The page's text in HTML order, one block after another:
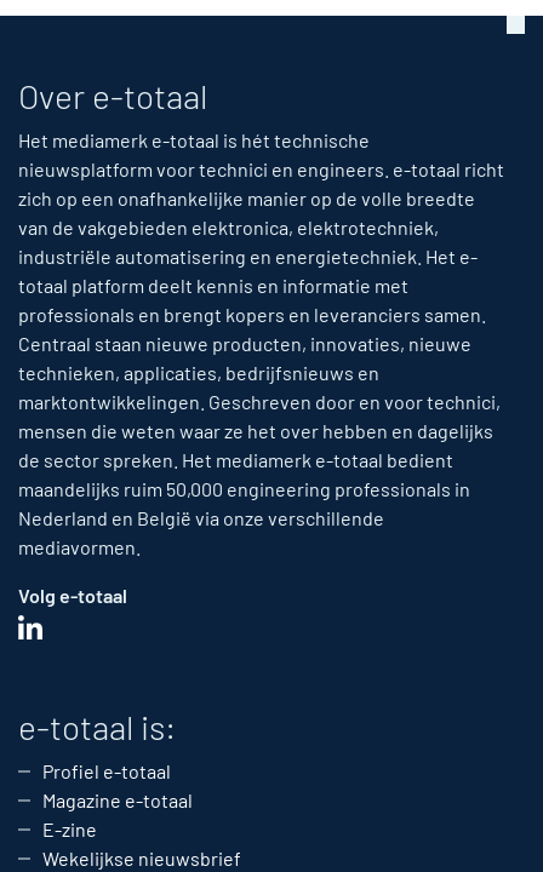
Over e-totaal
Het mediamerk e-totaal is hét technische
nieuwsplatform voor technici en engineers. e-totaal richt
zich op een onafhankelijke manier op de volle breedte
van de vakgebieden elektronica, elektrotechniek,
industriële automatisering en energietechniek. Het e-
totaal platform deelt kennis en informatie met
professionals en brengt kopers en leveranciers samen.
Centraal staan nieuwe producten, innovaties, nieuwe
technieken, applicaties, bedrijfsnieuws en
marktontwikkelingen. Geschreven door en voor technici,
mensen die weten waar ze het over hebben en dagelijks
de sector spreken. Het mediamerk e-totaal bedient
maandelijks ruim 50,000 engineering professionals in
Nederland en België via onze verschillende
mediavormen.
Volg e-totaal
e-totaal is:
Profiel e-totaal
Magazine e-totaal
E-zine
Wekelijkse nieuwsbrief